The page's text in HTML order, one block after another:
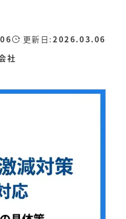
更新日:2026.03.06
社